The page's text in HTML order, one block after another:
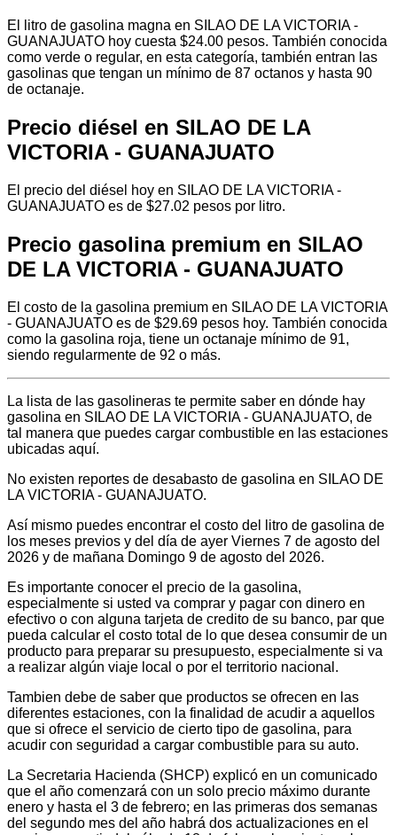
El litro de gasolina magna en SILAO DE LA VICTORIA -
GUANAJUATO hoy cuesta $24.00 pesos. También conocida
como verde o regular, en esta categoría, también entran las
gasolinas que tengan un mínimo de 87 octanos y hasta 90
de octanaje.
Precio diésel en SILAO DE LA
VICTORIA - GUANAJUATO
El precio del diésel hoy en SILAO DE LA VICTORIA -
GUANAJUATO es de $27.02 pesos por litro.
Precio gasolina premium en SILAO
DE LA VICTORIA - GUANAJUATO
El costo de la gasolina premium en SILAO DE LA VICTORIA
- GUANAJUATO es de $29.69 pesos hoy. También conocida
como la gasolina roja, tiene un octanaje mínimo de 91,
siendo regularmente de 92 o más.
La lista de las gasolineras te permite saber en dónde hay
gasolina en SILAO DE LA VICTORIA - GUANAJUATO, de
tal manera que puedes cargar combustible en las estaciones
ubicadas aquí.
No existen reportes de desabasto de gasolina en SILAO DE
LA VICTORIA - GUANAJUATO.
Así mismo puedes encontrar el costo del litro de gasolina de
los meses previos y del día de ayer Viernes 7 de agosto del
2026 y de mañana Domingo 9 de agosto del 2026.
Es importante conocer el precio de la gasolina,
especialmente si usted va comprar y pagar con dinero en
efectivo o con alguna tarjeta de credito de su banco, par que
pueda calcular el costo total de lo que desea consumir de un
producto para preparar su presupuesto, especialmente si va
a realizar algún viaje local o por el territorio nacional.
Tambien debe de saber que productos se ofrecen en las
diferentes estaciones, con la finalidad de acudir a aquellos
que si ofrece el servicio de cierto tipo de gasolina, para
acudir con seguridad a cargar combustible para su auto.
La Secretaria Hacienda (SHCP) explicó en un comunicado
que el año comenzará con un solo precio máximo durante
enero y hasta el 3 de febrero; en las primeras dos semanas
del segundo mes del año habrá dos actualizaciones en el